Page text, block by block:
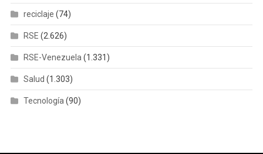
reciclaje (74)
RSE (2.626)
RSE-Venezuela (1.331)
Salud (1.303)
Tecnología (90)